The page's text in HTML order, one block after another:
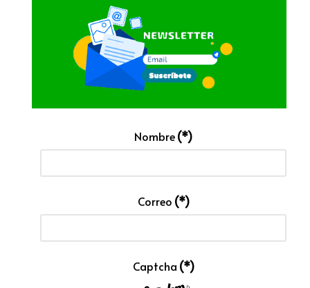
Nombre(*)
Correo (*)
Captcha (*)